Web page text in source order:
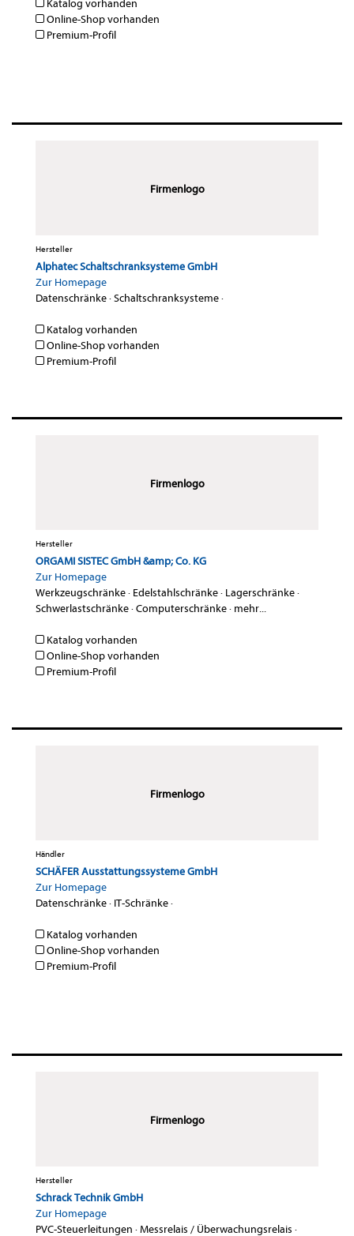
Katalog vorhanden
Online-Shop vorhanden
Premium-Profil
Firmenlogo
Hersteller
Alphatec Schaltschranksysteme GmbH
Zur Homepage
Datenschränke·Schaltschranksysteme·
Katalog vorhanden
Online-Shop vorhanden
Premium-Profil
Firmenlogo
Hersteller
ORGAMI SISTEC GmbH &amp; Co. KG
Zur Homepage
Werkzeugschränke· Edelstahlschränke· Lagerschränke·
Schwerlastschränke·Computerschränke· mehr...
Katalog vorhanden
Online-Shop vorhanden
Premium-Profil
Firmenlogo
Händler
SCHÄFER Ausstattungssysteme GmbH
Zur Homepage
Datenschränke· IT-Schränke·
Katalog vorhanden
Online-Shop vorhanden
Premium-Profil
Firmenlogo
Hersteller
Schrack Technik GmbH
Zur Homepage
PVC-Steuerleitungen ·Messrelais / Überwachungsrelais ·